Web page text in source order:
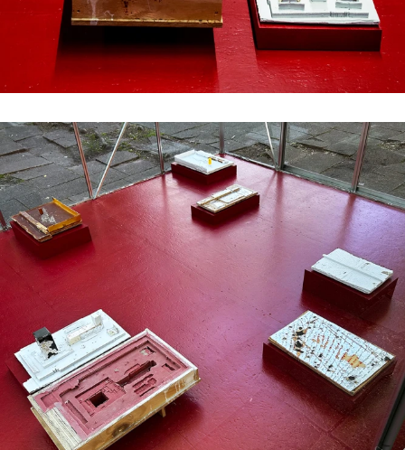
//related to limit
#8 | 2021 Michael A. Robinson
#7 | 2021 Stefano Comensoli_Nicolò Colciago
#5 | 2021 Birgit Schlieps
#4 | 2021 Ruth Baettig
#3 | 2021 Peter Welz
#2 | 2021 Sêma Bekirović
#1 | 2021 RCO
//related to construction
#7 | 2020 Marten Schech
#6 | 2020 Monika Grzymala
#5 | 2020 Gaby Taplick